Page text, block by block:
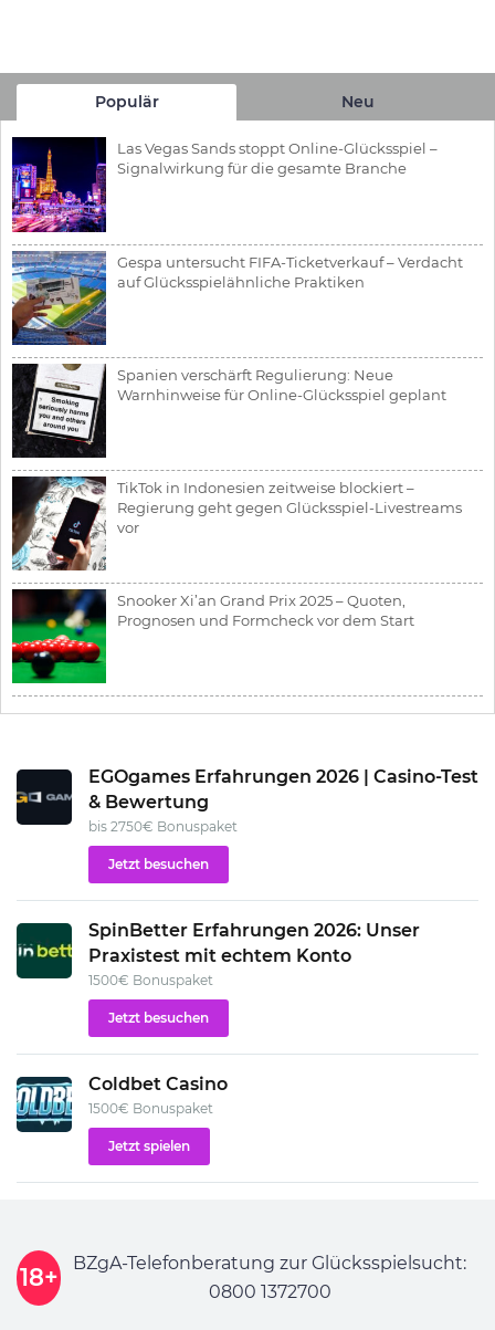
Populär Neu
Las Vegas Sands stoppt Online-Glücksspiel –
Signalwirkung für die gesamte Branche
Gespa untersucht FIFA-Ticketverkauf – Verdacht
auf Glücksspielähnliche Praktiken
Spanien verschärft Regulierung: Neue
Warnhinweise für Online-Glücksspiel geplant
TikTok in Indonesien zeitweise blockiert –
Regierung geht gegen Glücksspiel-Livestreams
vor
Snooker Xi’an Grand Prix 2025 – Quoten,
Prognosen und Formcheck vor dem Start
EGOgames Erfahrungen 2026 | Casino-Test
& Bewertung
bis 2750€ Bonuspaket
Jetzt besuchen
SpinBetter Erfahrungen 2026: Unser
Praxistest mit echtem Konto
1500€ Bonuspaket
Jetzt besuchen
Coldbet Casino
1500€ Bonuspaket
Jetzt spielen
18+
BZgA-Telefonberatung zur Glücksspielsucht:
0800 1372700